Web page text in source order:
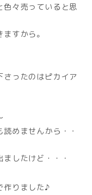
色々売っていると思
すから。
ったのはピカイア
めませんから・・
したけど・・・
作りました♪